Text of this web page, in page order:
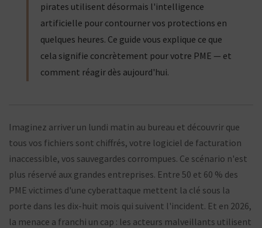
pirates utilisent désormais l'intelligence
artificielle pour contourner vos protections en
quelques heures. Ce guide vous explique ce que
cela signifie concrètement pour votre PME — et
comment réagir dès aujourd'hui.
Imaginez arriver un lundi matin au bureau et découvrir que
tous vos fichiers sont chiffrés, votre logiciel de facturation
inaccessible, vos sauvegardes corrompues. Ce scénario n'est
plus réservé aux grandes entreprises. Entre 50 et 60 % des
PME victimes d'une cyberattaque mettent la clé sous la
porte dans les dix-huit mois qui suivent l'incident. Et en 2026,
la menace a franchi un cap : les acteurs malveillants utilisent